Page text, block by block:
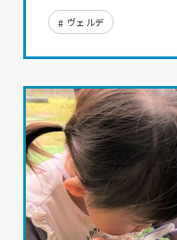
ヴェルデ